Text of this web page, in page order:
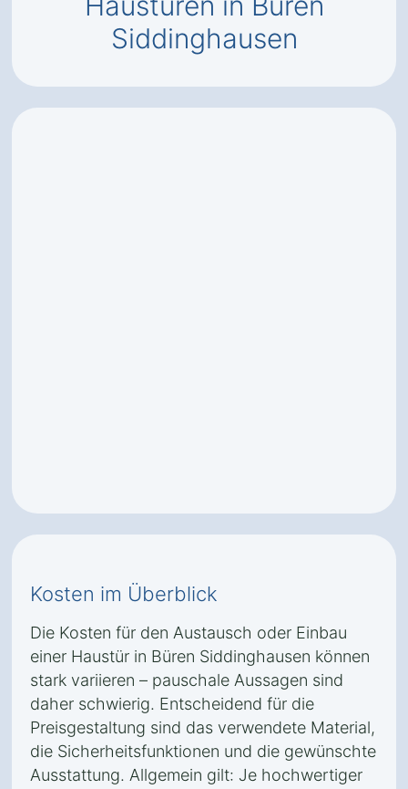
Siddinghausen
Kosten im Überblick
Die Kosten für den Austausch oder Einbau
einer Haustür in Büren Siddinghausen können
stark variieren – pauschale Aussagen sind
daher schwierig. Entscheidend für die
Preisgestaltung sind das verwendete Material,
die Sicherheitsfunktionen und die gewünschte
Ausstattung. Allgemein gilt: Je hochwertiger